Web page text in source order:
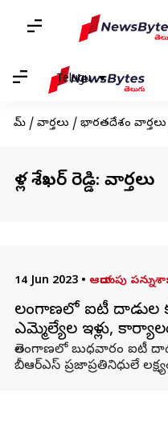
Telugu
హోమ్ / వార్తలు / భారతదేశం వార్తలు
పైళ్ల శేఖర్ రెడ్డి: వార్తలు
14 Jun 2023 • ఆదాయపు
తెలంగాణలో ఐటీ దాడుల
ఎమ్మెల్యేల ఇళ్లు,
తెలంగాణలో బుధవారం ఐటీ
బీఆర్ఎస్ ప్రజాప్రతినిధులే